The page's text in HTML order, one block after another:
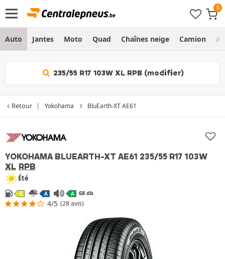
Auto Jantes Moto Quad Chaînes neige Camion
235/55 R17 103W XL RPB (modifier)
Retour Yokohama BluEarth-XT AE61
YOKOHAMA BLUEARTH-XT AE61 235/55 R17 103W
XL RPB
Été
C A A 68 db
4/5 (28 avis)